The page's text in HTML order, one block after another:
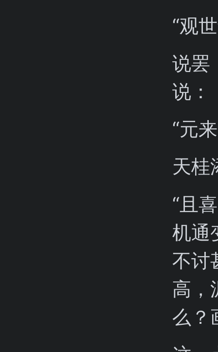
“观
说罢
说：
“元
天桂
“且
机通
不讨
高，
么？